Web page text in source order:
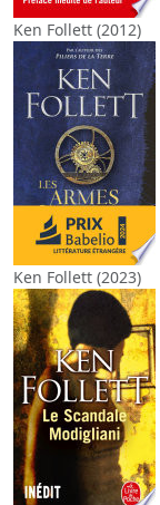
Ken Follett (2012)
Ken Follett (2023)